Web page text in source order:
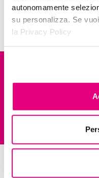
autonomamente
su personalizza. Se
la Privacy Policy
Il blush è fondamentale per un
e soffice il fard compatto in
Facile da sfumare, senza creare
ammorbidire i lineamenti,
risultato armonioso.
IL210518 INGREDIENTS: TALC,
CYCLOHEXASILOXANE,
BUTYLPARABEN, ETHYLPARABEN,